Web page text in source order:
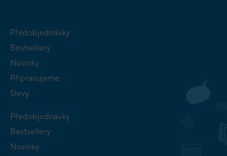
Předobjednávky
Bestsellery
Novinky
Připravujeme
Slevy
Předobjednávky
Bestsellery
Novinky